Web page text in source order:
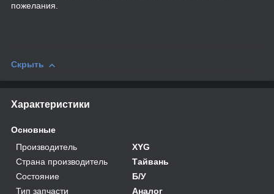
пожелания.
Скрыть
Характеристики
Основные
Производитель
XYG
Страна производитель
Тайвань
Состояние
Б/У
Тип запчасти
Аналог